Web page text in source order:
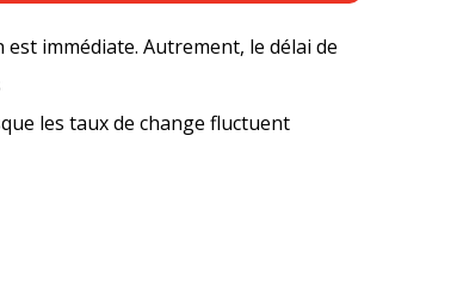
immédiate. Autrement, le délai de
les taux de change fluctuent